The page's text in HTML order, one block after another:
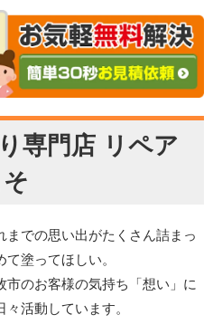
専門店 リペア
での思い出がたくさん詰まっ
塗ってほしい。
のお客様の気持ち「想い」に
活動しています。